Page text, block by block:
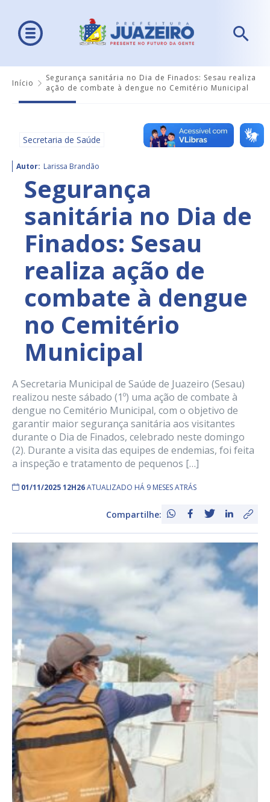
Início
Segurança sanitária no Dia de Finados: Sesau realiza
ação de combate à dengue no Cemitério Municipal
Secretaria de Saúde
Autor: Larissa Brandão
Segurança
sanitária no Dia de
Finados: Sesau
realiza ação de
combate à dengue
no Cemitério
Municipal
A Secretaria Municipal de Saúde de Juazeiro (Sesau)
realizou neste sábado (1º) uma ação de combate à
dengue no Cemitério Municipal, com o objetivo de
garantir maior segurança sanitária aos visitantes
durante o Dia de Finados, celebrado neste domingo
(2). Durante a visita das equipes de endemias, foi feita
a inspeção e tratamento de pequenos […]
01/11/2025 12H26ATUALIZADO HÁ 9 MESES ATRÁS
Compartilhe: